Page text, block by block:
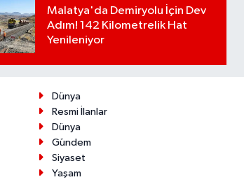
Malatya'da Demiryolu İçin Dev
Adım! 142 Kilometrelik Hat
Yenileniyor
Dünya
Resmi İlanlar
Dünya
Gündem
Siyaset
Yaşam